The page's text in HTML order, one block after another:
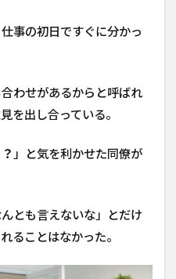
事の初日ですぐに分かっ
わせがあるからと呼ばれ
を出し合っている。
」と気を利かせた同僚が
とも言えないな」とだけ
ることはなかった。